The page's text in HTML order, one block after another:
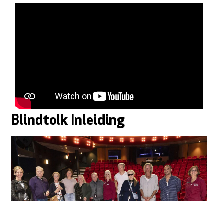
Blindtolk Inleiding